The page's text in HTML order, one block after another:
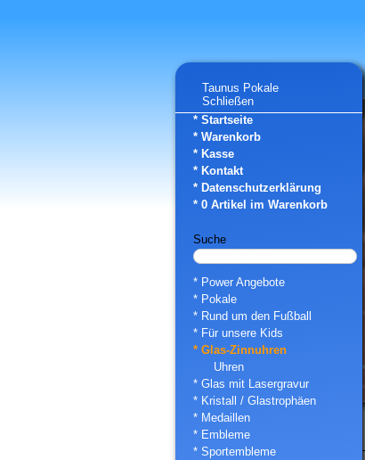
Taunus Pokale
Schließen
* Startseite
* Warenkorb
* Kasse
* Kontakt
* Datenschutzerklärung
* 0 Artikel im Warenkorb
Suche
* Power Angebote
* Pokale
* Rund um den Fußball
* Für unsere Kids
* Glas-Zinnuhren
Uhren
* Glas mit Lasergravur
* Kristall / Glastrophäen
* Medaillen
* Embleme
* Sportembleme